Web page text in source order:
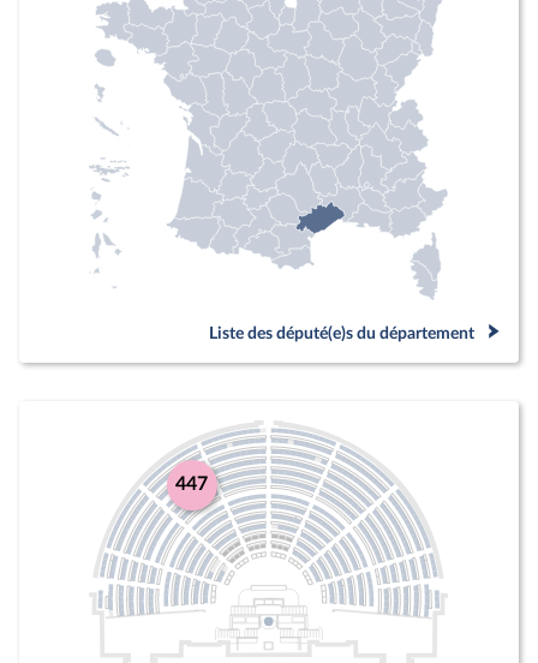
Liste des député(e)s du département
447